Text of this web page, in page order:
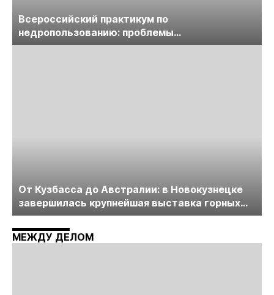
Всероссийский практикум по
недропользованию: проблемы
лицензирования, цифровизации, экспертизы
От Кузбасса до Австралии: в Новокузнецке
завершилась крупнейшая выставка горных
технологий «Недра России. Уголь России и
Майнинг»
МЕЖДУ ДЕЛОМ